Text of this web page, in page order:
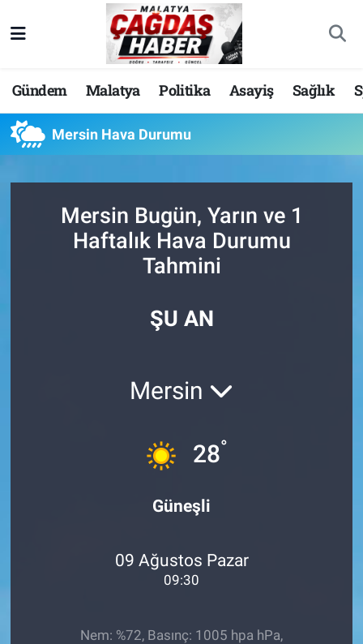
Gündem Malatya Politika Asayiş Sağlık
Mersin Hava Durumu
Mersin Bugün, Yarın ve 1
Haftalık Hava Durumu
Tahmini
ŞU AN
Mersin
28°
Güneşli
09 Ağustos Pazar
09:30
Nem: %72, Basınç: 1005 hpa hPa,
Nöbetçi Eczaneler
Hava Durumu
Malatya Namaz Vakitleri
Trafik Durumu
Süper Lig Puan Durumu ve Fikstür
Son Dakika Haberleri